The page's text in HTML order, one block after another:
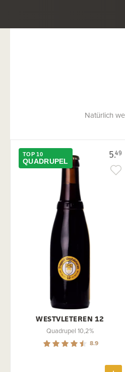
Natürlich
5.49
TOP 10
QUADRUPEL
WESTVLETEREN 12
Quadrupel 10,2%
8.9